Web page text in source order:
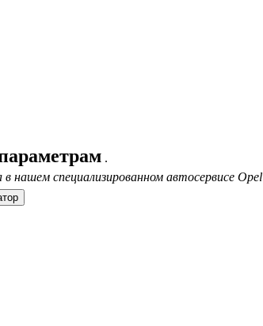
.
нашем специализированном автосервисе Opel